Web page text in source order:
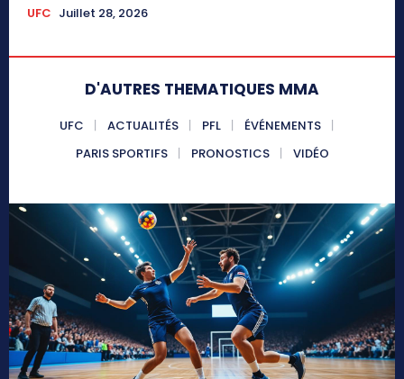
UFC Juillet 28, 2026
D'AUTRES THEMATIQUES MMA
UFC ACTUALITÉS PFL
ÉVÉNEMENTS
PARIS SPORTIFS
PRONOSTICS VIDÉO